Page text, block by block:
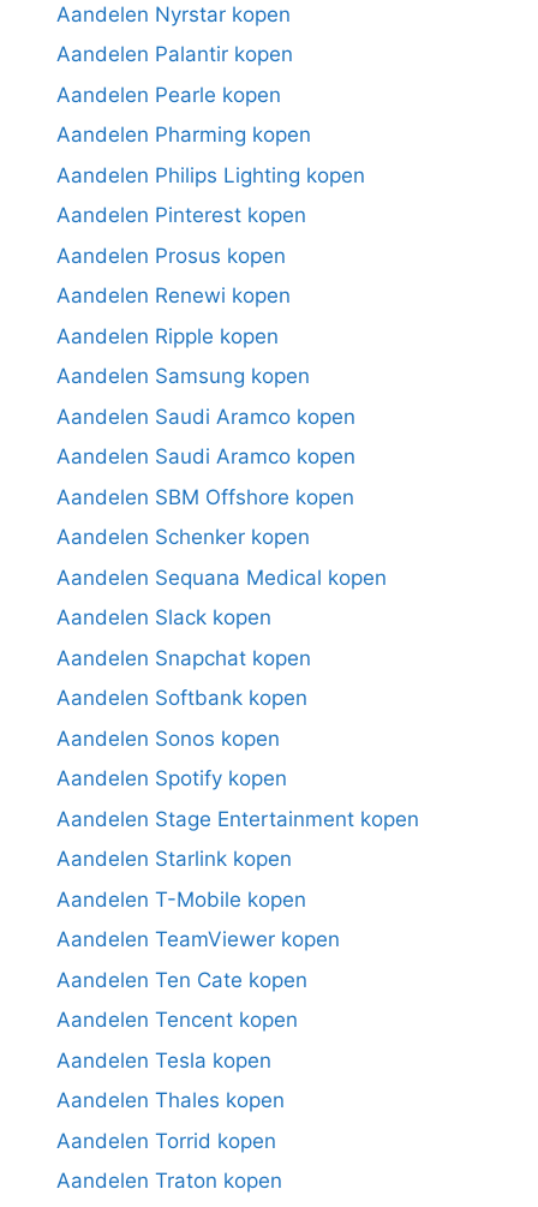
Aandelen Nyrstar kopen
Aandelen Palantir kopen
Aandelen Pearle kopen
Aandelen Pharming kopen
Aandelen Philips Lighting kopen
Aandelen Pinterest kopen
Aandelen Prosus kopen
Aandelen Renewi kopen
Aandelen Ripple kopen
Aandelen Samsung kopen
Aandelen Saudi Aramco kopen
Aandelen Saudi Aramco kopen
Aandelen SBM Offshore kopen
Aandelen Schenker kopen
Aandelen Sequana Medical kopen
Aandelen Slack kopen
Aandelen Snapchat kopen
Aandelen Softbank kopen
Aandelen Sonos kopen
Aandelen Spotify kopen
Aandelen Stage Entertainment kopen
Aandelen Starlink kopen
Aandelen T-Mobile kopen
Aandelen TeamViewer kopen
Aandelen Ten Cate kopen
Aandelen Tencent kopen
Aandelen Tesla kopen
Aandelen Thales kopen
Aandelen Torrid kopen
Aandelen Traton kopen